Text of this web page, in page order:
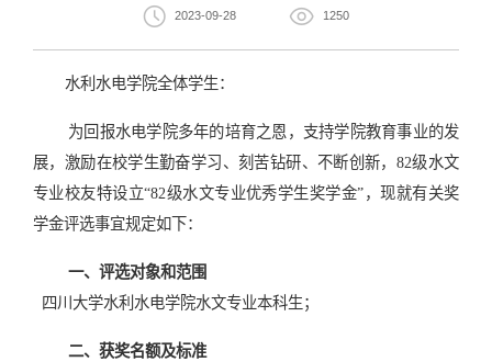
2023-09-28 1250
水利水电学院全体学生：
为回报水电学院多年的培育之恩，支持学院教育事业的发
展，激励在校学生勤奋学习、刻苦钻研、不断创新，82级水文
专业校友特设立“82级水文专业优秀学生奖学金”，现就有关奖
学金评选事宜规定如下：
一、评选对象和范围
四川大学水利水电学院水文专业本科生；
二、获奖名额及标准